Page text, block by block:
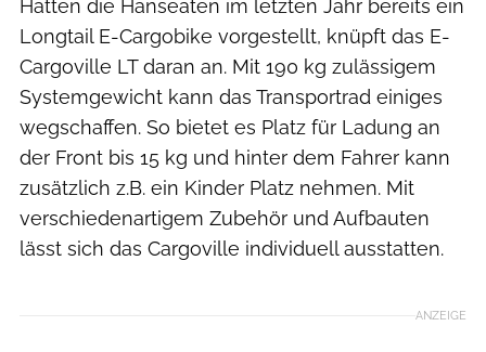
Hatten die Hanseaten im letzten Jahr bereits ein
Longtail E-Cargobike vorgestellt, knüpft das E-
Cargoville LT daran an. Mit 190 kg zulässigem
Systemgewicht kann das Transportrad einiges
wegschaffen. So bietet es Platz für Ladung an
der Front bis 15 kg und hinter dem Fahrer kann
zusätzlich z.B. ein Kinder Platz nehmen. Mit
verschiedenartigem Zubehör und Aufbauten
lässt sich das Cargoville individuell ausstatten.
ANZEIGE